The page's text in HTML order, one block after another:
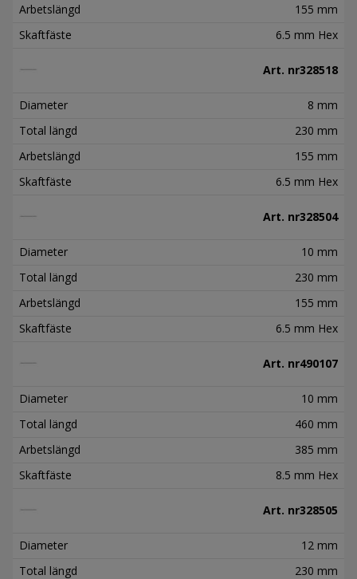
Arbetslängd
155 mm
Skaftfäste
6.5 mm Hex
Art. nr328518
Diameter
8 mm
Total längd
230 mm
Arbetslängd
155 mm
Skaftfäste
6.5 mm Hex
Art. nr328504
Diameter
10 mm
Total längd
230 mm
Arbetslängd
155 mm
Skaftfäste
6.5 mm Hex
Art. nr490107
Diameter
10 mm
Total längd
460 mm
Arbetslängd
385 mm
Skaftfäste
8.5 mm Hex
Art. nr328505
Diameter
12 mm
Total längd
230 mm